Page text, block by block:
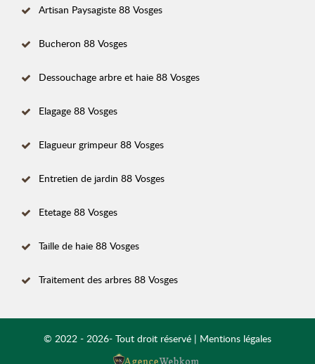
Artisan Paysagiste 88 Vosges
Bucheron 88 Vosges
Dessouchage arbre et haie 88 Vosges
Elagage 88 Vosges
Elagueur grimpeur 88 Vosges
Entretien de jardin 88 Vosges
Etetage 88 Vosges
Taille de haie 88 Vosges
Traitement des arbres 88 Vosges
© 2022 - 2026- Tout droit réservé | Mentions légales